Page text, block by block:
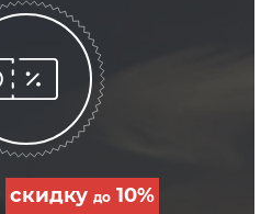
скидку до10%